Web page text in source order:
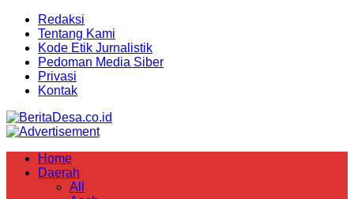
Redaksi
Tentang Kami
Kode Etik Jurnalistik
Pedoman Media Siber
Privasi
Kontak
Home
Daerah
All